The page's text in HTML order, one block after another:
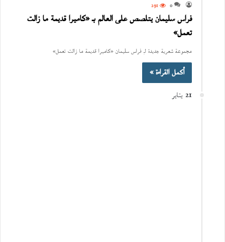
0
291
فراس سليمان يتلصص على العالم بـ «كاميرا قديمة ما زالت
تعمل»
مجموعة شعرية جديدة لـِ فراس سليمان «كاميرا قديمة ما زالت تعمل»
أكمل القراءة »
21 يناير